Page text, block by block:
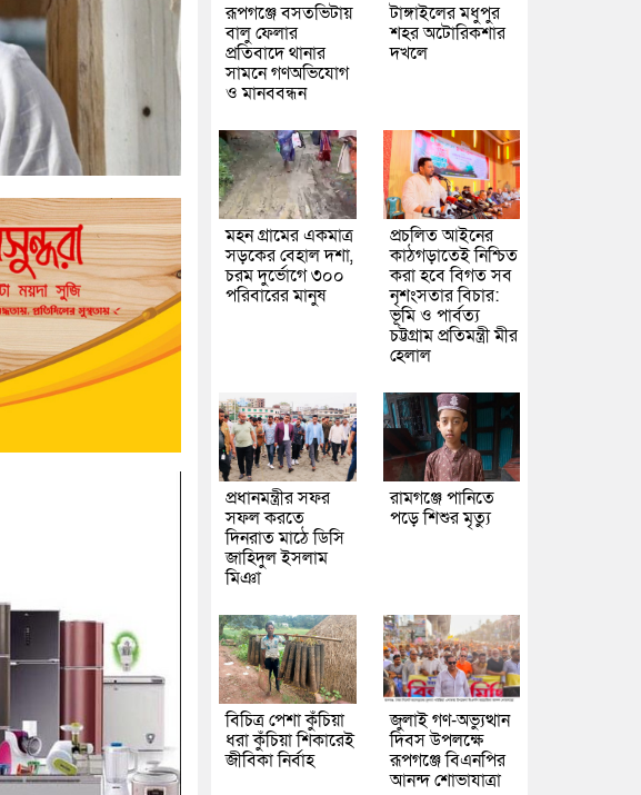
রূপগঞ্জে বসতভিটায়
বালু ফেলার
প্রতিবাদে থানার
সামনে গণঅভিযোগ
ও মানববন্ধন
টাঙ্গাইলের মধুপুর
শহর অটোরিকশার
দখলে
মহন গ্রামের একমাত্র
সড়কের বেহাল দশা,
চরম দুর্ভোগে ৩০০
পরিবারের মানুষ
প্রচলিত আইনের
কাঠগড়াতেই নিশ্চিত
করা হবে বিগত সব
নৃশংসতার বিচার:
ভূমি ও পার্বত্য
চট্টগ্রাম প্রতিমন্ত্রী মীর
হেলাল
প্রধানমন্ত্রীর সফর
সফল করতে
দিনরাত মাঠে ডিসি
জাহিদুল ইসলাম
মিঞা
রামগঞ্জে পানিতে
পড়ে শিশুর মৃত্যু
বিচিত্র পেশা কুঁচিয়া
ধরা কুঁচিয়া শিকারেই
জীবিকা নির্বাহ
জুলাই গণ-অভ্যুত্থান
দিবস উপলক্ষে
রূপগঞ্জে বিএনপির
আনন্দ শোভাযাত্রা